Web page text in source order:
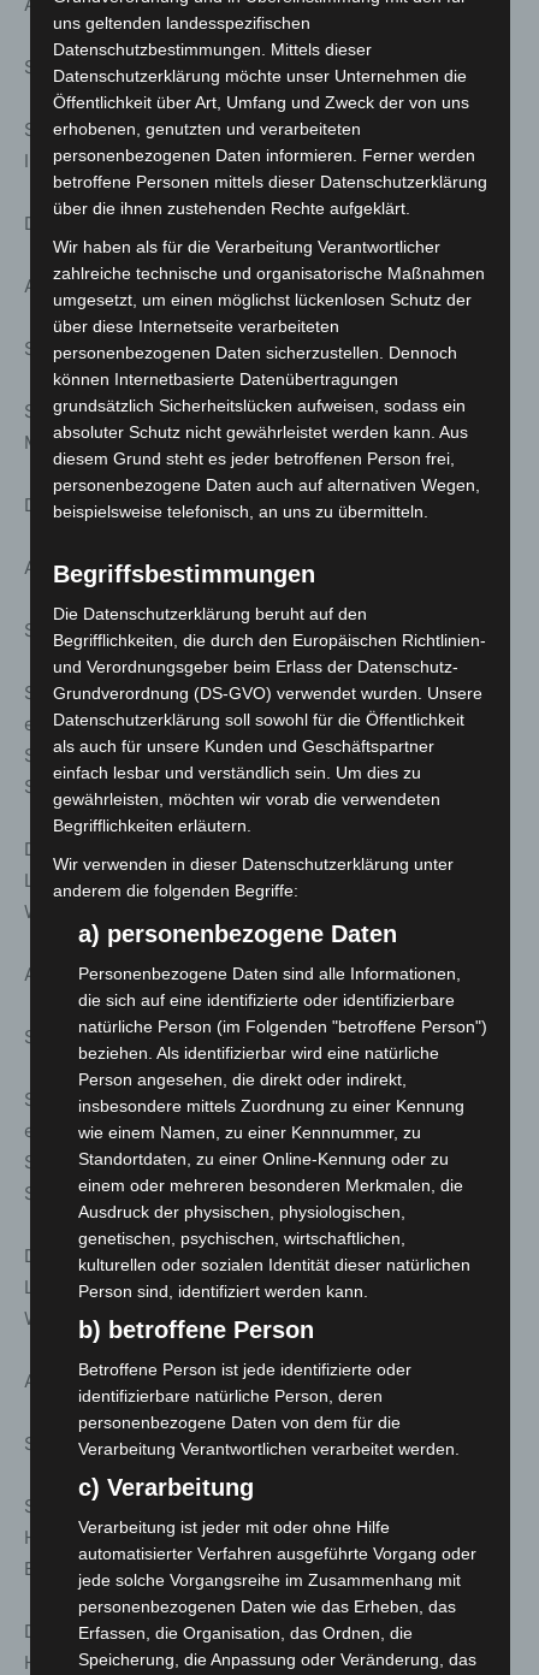
Sa. 07. März; 15:00 Uhr
Stattreisen – Stadtspaziergänge: Krimi-Tour: Mord,
Intrigen, Hexerei – Kurztour – Hannovers dunkle Seiten
Dauer ca. 1.0 h | Treff: Beginenturm, Pferdestraße
Anmeldung unter: www.stattreisen-hannover.de
Sa. 07. März; 19:00 Uhr
Stattreisen – Theaterspaziergänge: Nachtwächter
Melchior – Von Henkern, Macht und Hellebarden
Dauer ca. 1.5 h | Treff: Beginenturm, Pferdestraße
Anmeldung unter: www.stattreisen-hannover.de
So. 08. März; 11:00 Uhr
Stattreisen – Stadtspaziergänge: Stadtbahn, U-Bahn und
ein großes Loch – Auf den Spuren der
Stadtbahngeschichte. Mit Besuch der versteckten
Steintorstation
Dauer ca. 2.0 h | Treff: Evangelisch-reformierte Kirche,
Lavesallee/Archivstraße, Eingang U-Bahn- Station
Waterloo
Anmeldung unter: www.stattreisen-hannover.de
So. 08. März; 11:30 Uhr
Stattreisen – Stadtspaziergänge: Stadtbahn, U-Bahn und
ein großes Loch – Auf den Spuren der
Stadtbahngeschichte. Mit Besuch der versteckten
Steintorstation
Dauer ca. 2.0 h | Treff: Evangelisch-reformierte Kirche,
Lavesallee/Archivstraße, Eingang U-Bahn- Station
Waterloo
Anmeldung unter: www.stattreisen-hannover.de
So. 08. März; 14:00 Uhr
Stattreisen – Stadtspaziergänge: Der Hauptbahnhof
Hannover – Geschichte der Eisenbahn in Hannover. Mit
Besuch der „Geisterstation“.
Dauer ca. 1.75 h | Treff: Ernst-August-Denkmal,
Hauptbahnhof
uns geltenden landesspezifischen
Datenschutzbestimmungen. Mittels dieser
Datenschutzerklärung möchte unser Unternehmen die
Öffentlichkeit über Art, Umfang und Zweck der von uns
erhobenen, genutzten und verarbeiteten
personenbezogenen Daten informieren. Ferner werden
betroffene Personen mittels dieser Datenschutzerklärung
über die ihnen zustehenden Rechte aufgeklärt.
Wir haben als für die Verarbeitung Verantwortlicher
zahlreiche technische und organisatorische Maßnahmen
umgesetzt, um einen möglichst lückenlosen Schutz der
über diese Internetseite verarbeiteten
personenbezogenen Daten sicherzustellen. Dennoch
können Internetbasierte Datenübertragungen
grundsätzlich Sicherheitslücken aufweisen, sodass ein
absoluter Schutz nicht gewährleistet werden kann. Aus
diesem Grund steht es jeder betroffenen Person frei,
personenbezogene Daten auch auf alternativen Wegen,
beispielsweise telefonisch, an uns zu übermitteln.
Begriffsbestimmungen
Die Datenschutzerklärung beruht auf den
Begrifflichkeiten, die durch den Europäischen Richtlinien-
und Verordnungsgeber beim Erlass der Datenschutz-
Grundverordnung (DS-GVO) verwendet wurden. Unsere
Datenschutzerklärung soll sowohl für die Öffentlichkeit
als auch für unsere Kunden und Geschäftspartner
einfach lesbar und verständlich sein. Um dies zu
gewährleisten, möchten wir vorab die verwendeten
Begrifflichkeiten erläutern.
Wir verwenden in dieser Datenschutzerklärung unter
anderem die folgenden Begriffe:
a) personenbezogene Daten
Personenbezogene Daten sind alle Informationen,
die sich auf eine identifizierte oder identifizierbare
natürliche Person (im Folgenden "betroffene Person")
beziehen. Als identifizierbar wird eine natürliche
Person angesehen, die direkt oder indirekt,
insbesondere mittels Zuordnung zu einer Kennung
wie einem Namen, zu einer Kennnummer, zu
Standortdaten, zu einer Online-Kennung oder zu
einem oder mehreren besonderen Merkmalen, die
Ausdruck der physischen, physiologischen,
genetischen, psychischen, wirtschaftlichen,
kulturellen oder sozialen Identität dieser natürlichen
Person sind, identifiziert werden kann.
b) betroffene Person
Betroffene Person ist jede identifizierte oder
identifizierbare natürliche Person, deren
personenbezogene Daten von dem für die
Verarbeitung Verantwortlichen verarbeitet werden.
c) Verarbeitung
Verarbeitung ist jeder mit oder ohne Hilfe
automatisierter Verfahren ausgeführte Vorgang oder
jede solche Vorgangsreihe im Zusammenhang mit
personenbezogenen Daten wie das Erheben, das
Erfassen, die Organisation, das Ordnen, die
Speicherung, die Anpassung oder Veränderung, das